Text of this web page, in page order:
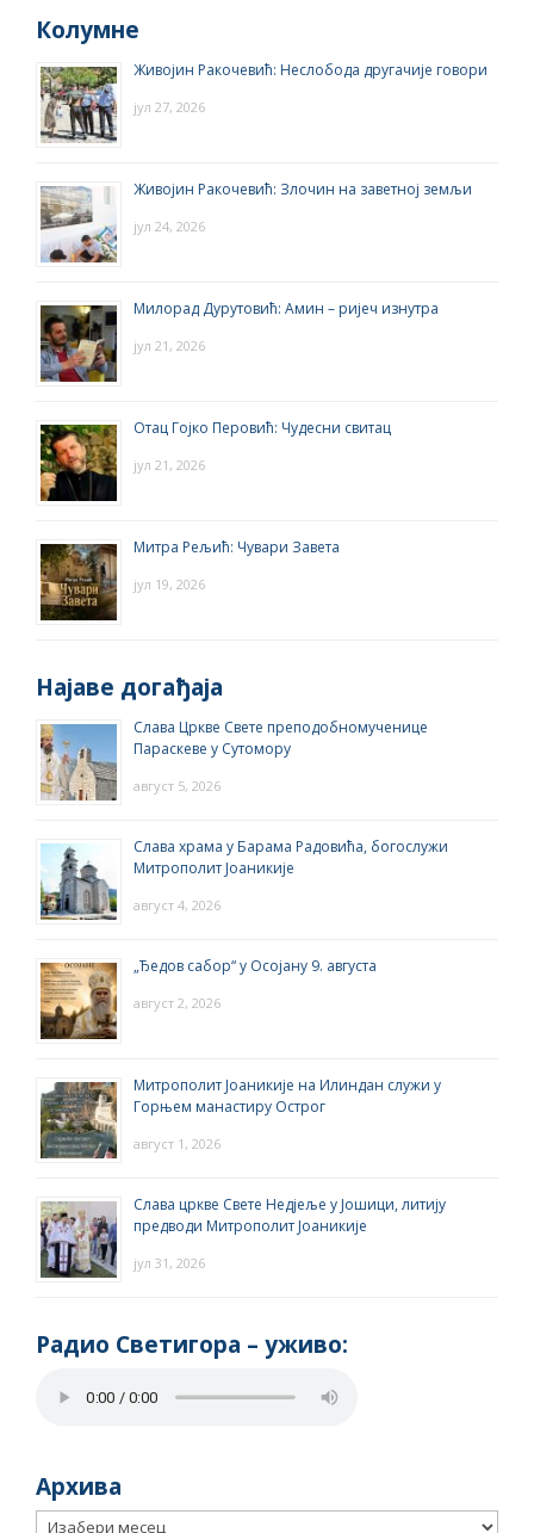
Колумне
Живојин Ракочевић: Неслобода другачије говори
јул 27, 2026
Живојин Ракочевић: Злочин на заветној земљи
јул 24, 2026
Милорад Дурутовић: Амин – ријеч изнутра
јул 21, 2026
Отац Гојко Перовић: Чудесни свитац
јул 21, 2026
Митра Рељић: Чувари Завета
јул 19, 2026
Најаве догађаја
Слава Цркве Свете преподобномученице
Параскеве у Сутомору
август 5, 2026
Слава храма у Барама Радовића, богослужи
Митрополит Јоаникије
август 4, 2026
„Ђедов сабор“ у Осојану 9. августа
август 2, 2026
Митрополит Јоаникије на Илиндан служи у
Горњем манастиру Острог
август 1, 2026
Слава цркве Свете Недјеље у Јошици, литију
предводи Митрополит Јоаникије
јул 31, 2026
Радио Светигора – yживо:
Архива
Архива